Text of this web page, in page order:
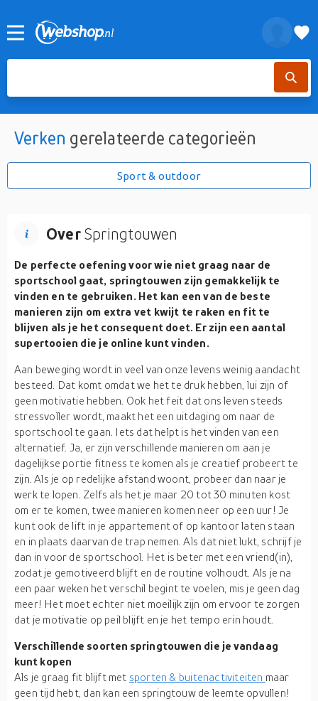
Verken gerelateerde categorieën
Sport & outdoor
OverSpringtouwen
De perfecte oefening voor wie niet graag naar de
sportschool gaat, springtouwen zijn gemakkelijk te
vinden en te gebruiken. Het kan een van de beste
manieren zijn om extra vet kwijt te raken en fit te
blijven als je het consequent doet. Er zijn een aantal
supertooien die je online kunt vinden.
Aan beweging wordt in veel van onze levens weinig aandacht
besteed. Dat komt omdat we het te druk hebben, lui zijn of
geen motivatie hebben. Ook het feit dat ons leven steeds
stressvoller wordt, maakt het een uitdaging om naar de
sportschool te gaan. Iets dat helpt is het vinden van een
alternatief. Ja, er zijn verschillende manieren om aan je
dagelijkse portie fitness te komen als je creatief probeert te
zijn. Als je op redelijke afstand woont, probeer dan naar je
werk te lopen. Zelfs als het je maar 20 tot 30 minuten kost
om er te komen, twee manieren komen neer op een uur! Je
kunt ook de lift in je appartement of op kantoor laten staan
en in plaats daarvan de trap nemen. Als dat niet lukt, schrijf je
dan in voor de sportschool. Het is beter met een vriend(in),
zodat je gemotiveerd blijft en de routine volhoudt. Als je na
een paar weken het verschil begint te voelen, mis je geen dag
meer! Het moet echter niet moeilijk zijn om ervoor te zorgen
dat je motivatie op peil blijft en je het tempo erin houdt.
Verschillende soorten springtouwen die je vandaag
kunt kopen
Als je graag fit blijft met sporten & buitenactiviteiten maar
geen tijd hebt, dan kan een springtouw de leemte opvullen!